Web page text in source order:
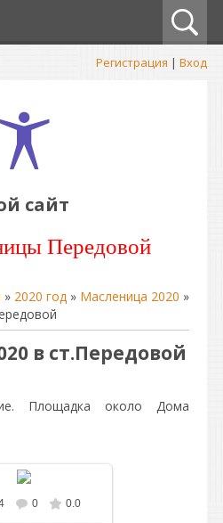
Регистрация | Вход
сайт
Передовой
» 2020 год » Масленица 2020 »
в ст.Передовой
Площадка около Дома
размере
0 0.0